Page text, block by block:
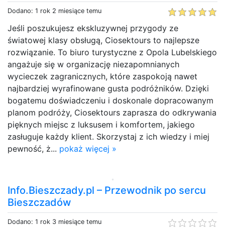
Dodano: 1 rok 2 miesiące temu
Jeśli poszukujesz ekskluzywnej przygody ze
światowej klasy obsługą, Ciosektours to najlepsze
rozwiązanie. To biuro turystyczne z Opola Lubelskiego
angażuje się w organizację niezapomnianych
wycieczek zagranicznych, które zaspokoją nawet
najbardziej wyrafinowane gusta podróżników. Dzięki
bogatemu doświadczeniu i doskonale dopracowanym
planom podróży, Ciosektours zaprasza do odkrywania
pięknych miejsc z luksusem i komfortem, jakiego
zasługuje każdy klient. Skorzystaj z ich wiedzy i miej
pewność, ż... pokaż więcej »
Info.Bieszczady.pl – Przewodnik po sercu
Bieszczadów
Dodano: 1 rok 3 miesiące temu